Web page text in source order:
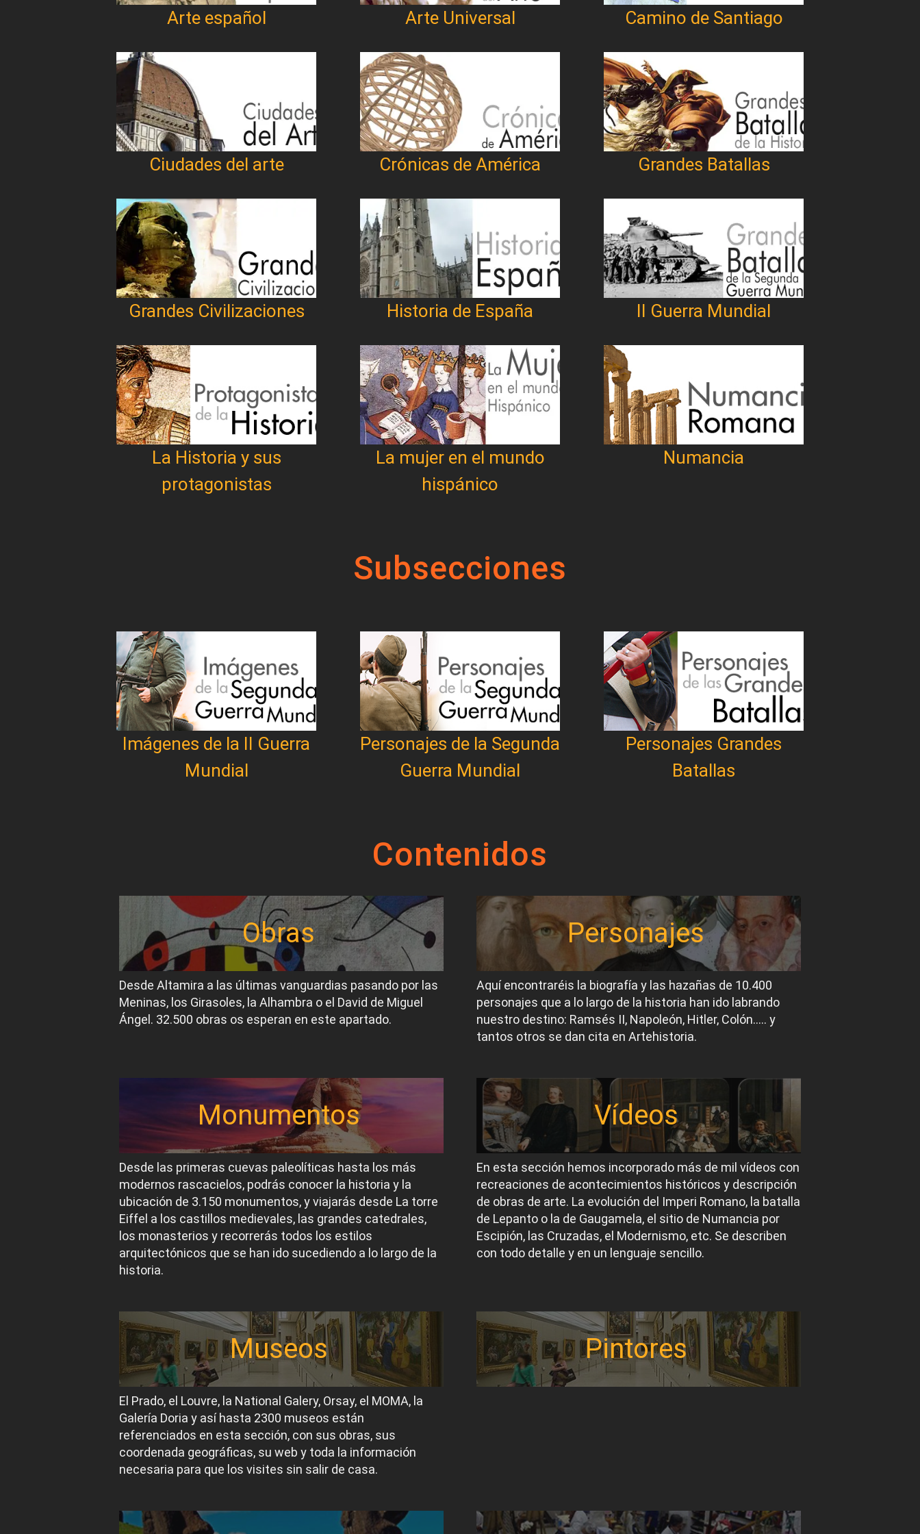
Arte español Arte Universal Camino de Santiago
Ciudades del arte Crónicas de América Grandes Batallas
Grandes Civilizaciones Historia de España II Guerra Mundial
La Historia y sus
protagonistas
La mujer en el mundo
hispánico
Numancia
Subsecciones
Imágenes de la II Guerra
Mundial
Personajes de la Segunda
Guerra Mundial
Personajes Grandes
Batallas
Contenidos
Obras
Desde Altamira a las últimas vanguardias pasando por las
Meninas, los Girasoles, la Alhambra o el David de Miguel
Ángel. 32.500 obras os esperan en este apartado.
Personajes
Aquí encontraréis la biografía y las hazañas de 10.400
personajes que a lo largo de la historia han ido labrando
nuestro destino: Ramsés II, Napoleón, Hitler, Colón….. y
tantos otros se dan cita en Artehistoria.
Monumentos
Desde las primeras cuevas paleolíticas hasta los más
modernos rascacielos, podrás conocer la historia y la
ubicación de 3.150 monumentos, y viajarás desde La torre
Eiffel a los castillos medievales, las grandes catedrales,
los monasterios y recorrerás todos los estilos
arquitectónicos que se han ido sucediendo a lo largo de la
historia.
Vídeos
En esta sección hemos incorporado más de mil vídeos con
recreaciones de acontecimientos históricos y descripción
de obras de arte. La evolución del Imperi Romano, la batalla
de Lepanto o la de Gaugamela, el sitio de Numancia por
Escipión, las Cruzadas, el Modernismo, etc. Se describen
con todo detalle y en un lenguaje sencillo.
Museos
El Prado, el Louvre, la National Galery, Orsay, el MOMA, la
Galería Doria y así hasta 2300 museos están
referenciados en esta sección, con sus obras, sus
coordenada geográficas, su web y toda la información
necesaria para que los visites sin salir de casa.
Pintores